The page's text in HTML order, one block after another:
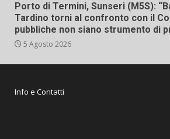
Porto di Termini, Sunseri (M5S):
Tardino torni al confronto con il
pubbliche non siano strumento di
5 Agosto 2026
Info e Contatti